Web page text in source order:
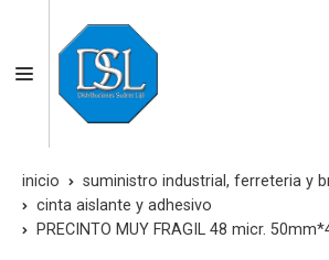
inicio
suministro industrial, ferreteria y
cinta aislante y adhesivo
PRECINTO MUY FRAGIL 48 micr.